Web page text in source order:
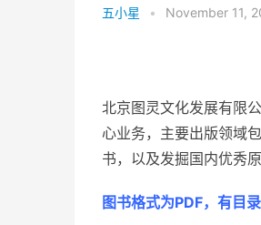
五小星 • November 11,
北京图灵文化发展有限
心业务，主要出版领域
书，以及发掘国内优秀
图书格式为PDF，有目